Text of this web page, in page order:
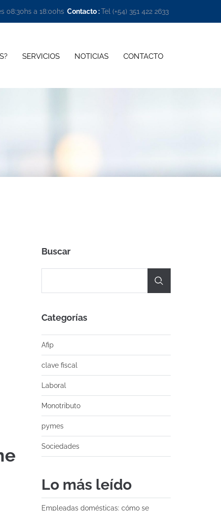
08:30hs a 18:00hs Contacto :Tel (+54) 351 422 2633
SERVICIOS NOTICIAS CONTACTO
Buscar
Categorías
Afip
clave fiscal
Laboral
Monotributo
pymes
Sociedades
Lo más leído
Empleadas domésticas: cómo se